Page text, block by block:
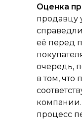
Оценка
продавцу
её перед
очередь,
в том, что
компании.
процесс